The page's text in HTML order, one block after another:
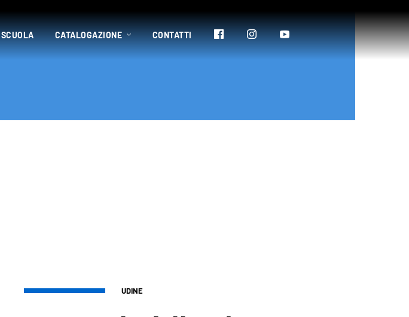
SCUOLA CATALOGAZIONE CONTATTI
UDINE